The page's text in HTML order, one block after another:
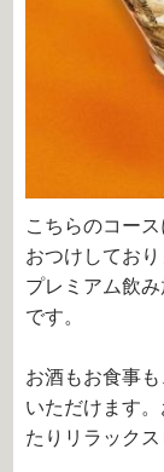
こちらのコー
おつけしており
プレミアム飲
です。
お酒もお食事
いただけます
たりリラック